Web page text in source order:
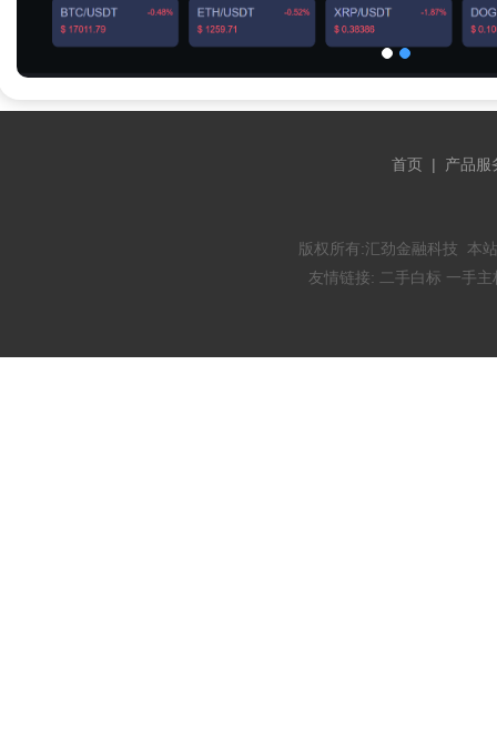
首页 | 产品服
版权所有:汇劲金融科技 本
友情链接: 二手白标 一手主